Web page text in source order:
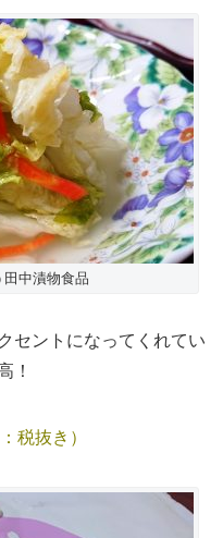
中漬物食品
セントになってくれてい
！
税抜き）